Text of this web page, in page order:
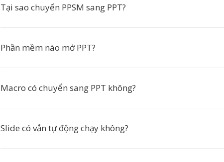
Tại sao chuyển PPSM sang PPT?
Phần mềm nào mở PPT?
Macro có chuyển sang PPT không?
Slide có vẫn tự động chạy không?